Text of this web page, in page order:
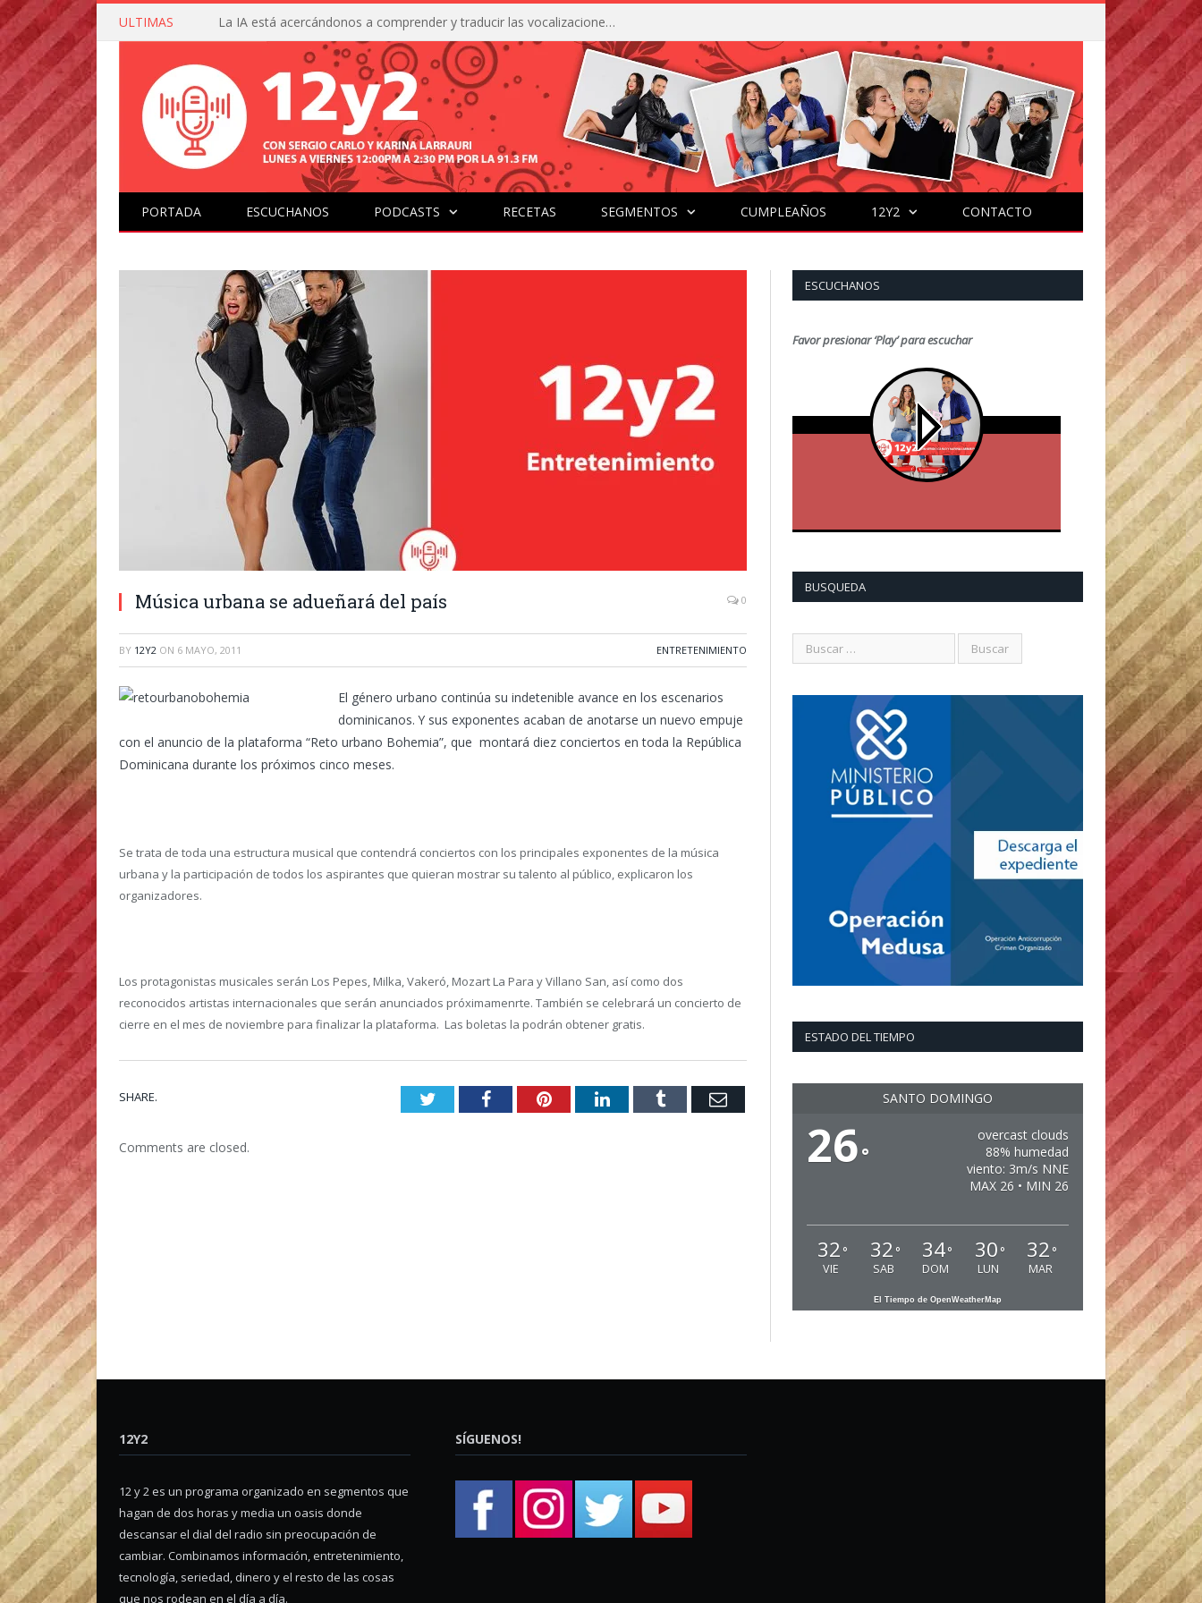
ULTIMAS La IA está acercándonos a comprender y traducir las vocalizaciones y comportamientos de nuestras mascotas
PORTADA ESCUCHANOS PODCASTS RECETAS SEGMENTOS CUMPLEAÑOS 12Y2 CONTACTO
Música urbana se adueñará del país 0
BY 12Y2 ON 6 MAYO, 2011 ENTRETENIMIENTO
El género urbano continúa su indetenible avance en los escenarios
dominicanos. Y sus exponentes acaban de anotarse un nuevo empuje
con el anuncio de la plataforma “Reto urbano Bohemia”, que montará diez conciertos en toda la República
Dominicana durante los próximos cinco meses.
Se trata de toda una estructura musical que contendrá conciertos con los principales exponentes de la música
urbana y la participación de todos los aspirantes que quieran mostrar su talento al público, explicaron los
organizadores.
Los protagonistas musicales serán Los Pepes, Milka, Vakeró, Mozart La Para y Villano San, así como dos
reconocidos artistas internacionales que serán anunciados próximamenrte. También se celebrará un concierto de
cierre en el mes de noviembre para finalizar la plataforma. Las boletas la podrán obtener gratis.
SHARE. TwitterFacebookPinterestLinkedInTumblr Email
Comments are closed.
ESCUCHANOS
Favor presionar ‘Play’ para escuchar
BUSQUEDA
ESTADO DEL TIEMPO
SANTO DOMINGO
26°
overcast clouds
88% humedad
viento: 3m/s NNE
MAX 26 • MIN 26
32 °
VIE
32 °
SAB
34°
DOM
30 °
LUN
32 °
MAR
El Tiempo de OpenWeatherMap
12Y2
12 y 2 es un programa organizado en segmentos que
hagan de dos horas y media un oasis donde
descansar el dial del radio sin preocupación de
cambiar. Combinamos información, entretenimiento,
tecnología, seriedad, dinero y el resto de las cosas
que nos rodean en el día a día.
SÍGUENOS!